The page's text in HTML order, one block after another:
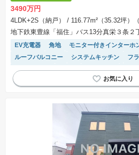
3490万円
4LDK+2S（納戸）
/ 116.77m²（35.32坪）（
地下鉄東豊線「福住」バス13分真栄３条２
EV充電器 角地 モニター付きインターホ
ルーフバルコニー
システムキッチン
フ
対面キッチン
床暖房 陽当り良好
接面
IHクッキングヒーター
閑静な住宅地 ト